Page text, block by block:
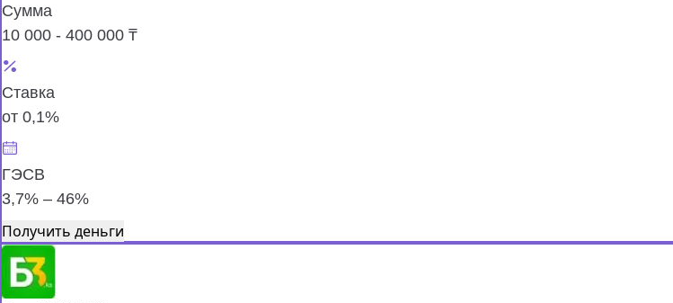
Сумма
10 000 - 400 000 ₸
Ставка
от 0,1%
ГЭСВ
3,7% – 46%
Получить деньги